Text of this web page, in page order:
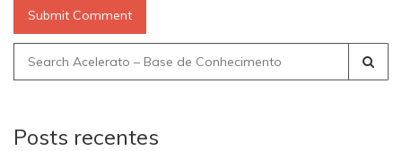
Search
for:
Posts recentes